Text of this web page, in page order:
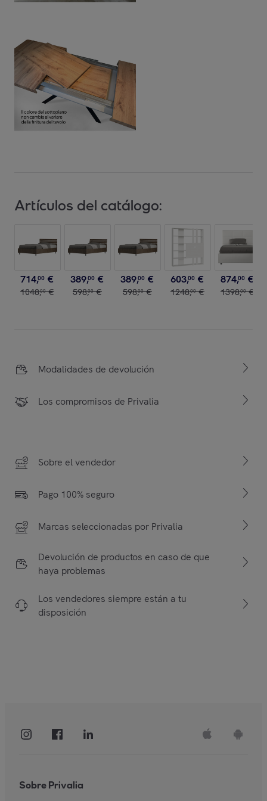
Artículos del catálogo:
714,00 €
1048,00 €
389,00 €
598,00 €
389,00 €
598,00 €
603,00 €
1248,00 €
874,00 €
1398,00 €
Modalidades de devolución
Los compromisos de Privalia
Sobre el vendedor
Pago 100% seguro
Marcas seleccionadas por Privalia
Devolución de productos en caso de que
haya problemas
Los vendedores siempre están a tu
disposición
Sobre Privalia